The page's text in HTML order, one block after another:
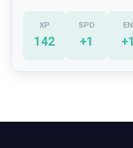
XP
142
SPD
+1
EN
+1